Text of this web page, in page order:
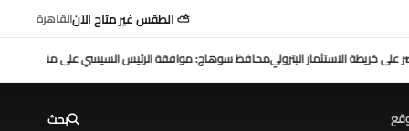
⛅ الطقس غير متاح الآنالقاهرة
بمشاركة محافظ
على منحة 10 ملايين دولار تعزز التنمية بالمحافظة
بحث